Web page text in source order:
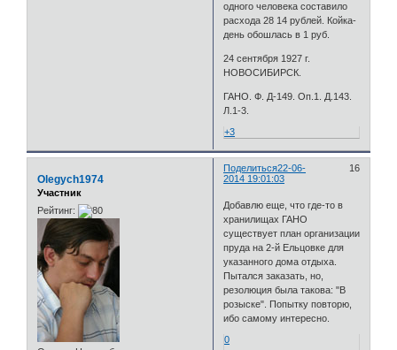
одного человека составило
расхода 28 14 рублей. Койка-
день обошлась в 1 руб.
24 сентября 1927 г.
НОВОСИБИРСК.
ГАНО. Ф. Д-149. Оп.1. Д.143.
Л.1-3.
+3
Поделиться 16
22-06-
2014 19:01:03
Olegych1974
Участник
Рейтинг:
Добавлю еще, что где-то в
хранилищах ГАНО
существует план организации
пруда на 2-й Ельцовке для
указанного дома отдыха.
Пытался заказать, но,
резолюция была такова: "В
розыске". Попытку повторю,
ибо самому интересно.
0